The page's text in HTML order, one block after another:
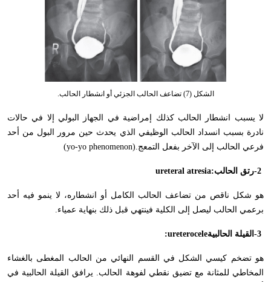
الشكل (7) تضاعف الحالب الجزئي أو انشطار الحالب.
لا يسبب انشطار الحالب كذلك إمراضية في الجهاز البولي إلا في حالات
نادرة بسبب انسداد الحالب الوظيفي الذي يحدث حين مرور البول من أحد
فرعي الحالب إلى الآخر بفعل التمعج(yo-yo phenomenon).
-2رتق الحالبureteral atresia:
هو شكل ناقص من تضاعف الحالب الكامل أو انشطاره، لا ينمو فيه أحد
برعمي الحالب ليصل إلى الكلية فينتهي قبل ذلك بنهاية عمياء.
-3 القيلة الحالبية:ureterocele
هو تضخم كيسي الشكل في القسم النهائي من الحالب المغطى بالغشاء
المخاطي للمثانة مع تضيق نقطي لفوهة الحالب. يرافق القيلة الحالبية في